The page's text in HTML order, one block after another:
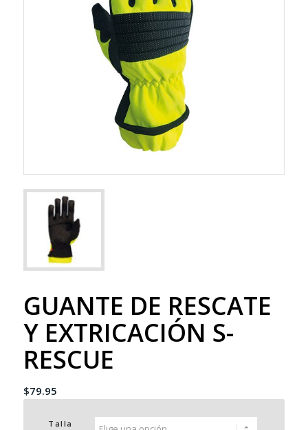
GUANTE DE RESCATE
Y EXTRICACIÓN S-
RESCUE
$79.95
Talla